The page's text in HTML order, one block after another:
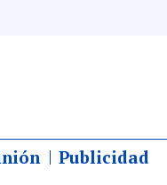
Publicidad